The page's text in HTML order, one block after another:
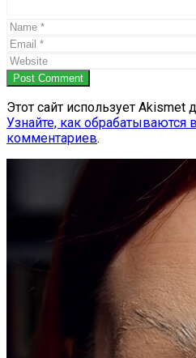
Post Comment
Этот сайт использует
Узнайте, как
комментариев.